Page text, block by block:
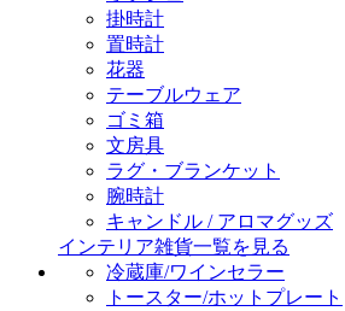
掛時計
置時計
花器
テーブルウェア
ゴミ箱
文房具
ラグ・ブランケット
腕時計
キャンドル / アロマグッズ
インテリア雑貨一覧を見る
冷蔵庫/ワインセラー
トースター/ホットプレート